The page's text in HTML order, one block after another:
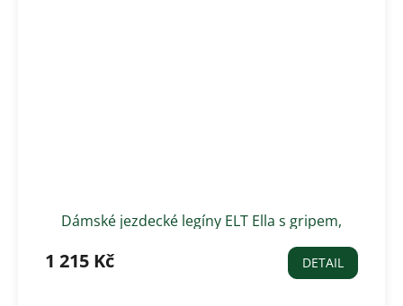
Dámské jezdecké legíny ELT Ella s gripem,
1 215 Kč DETAIL